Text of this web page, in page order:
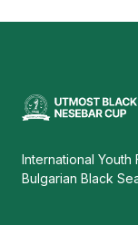
International
Bulgarian Black